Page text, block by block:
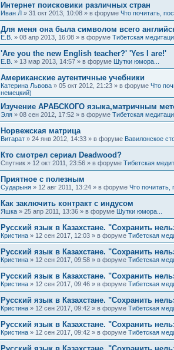
Интернет поисковики различных стран
Иван Л » 31 окт 2013, 10:08 » в форуме Что почитать,
Для меня она была символом всего
Е.В. » 08 апр 2013, 16:08 » в форуме Тибетская
'Are you the new English teacher?' 'Yes I are!'
Е.В. » 13 мар 2013, 14:57 » в форуме Шутки юмора...
Американские аутентичные учебники
Катерина Львова » 05 окт 2012, 21:23 » в форуме Что
немецкий)
Изучение АРАБСКОГО языка,матричным
Эля » 08 сен 2012, 17:52 » в форуме Тибетская
Норвежская матрица
Витарат » 24 янв 2012, 14:33 » в форуме Вавилонское
Кто смотрел сериал Deadwood?
Спутник » 12 окт 2011, 23:56 » в форуме Тибетская
Приятное с полезным
Сударыня » 12 авг 2011, 13:24 » в форуме Что почитать,
Как заключить контракт с индусом
Яшка » 25 апр 2011, 13:36 » в форуме Шутки юмора...
Русский язык в Казахстане. "Сохранить
Кристина » 12 сен 2017, 12:03 » в форуме Тибетская
Русский язык в Казахстане. "Сохранить
Кристина » 12 сен 2017, 09:58 » в форуме Тибетская
Русский язык в Казахстане. "Сохранить
Кристина » 12 сен 2017, 09:46 » в форуме Тибетская
Русский язык в Казахстане. "Сохранить
Кристина » 12 сен 2017, 09:42 » в форуме Тибетская
Русский язык в Казахстане. "Сохранить
Кристина » 12 сен 2017, 09:42 » в форуме Тибетская